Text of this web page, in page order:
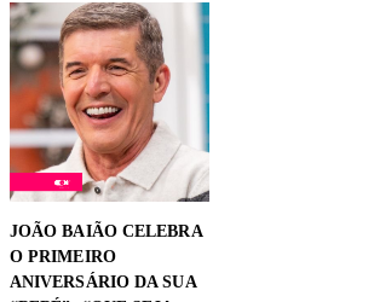
JOÃO BAIÃO CELEBRA
O PRIMEIRO
ANIVERSÁRIO DA SUA